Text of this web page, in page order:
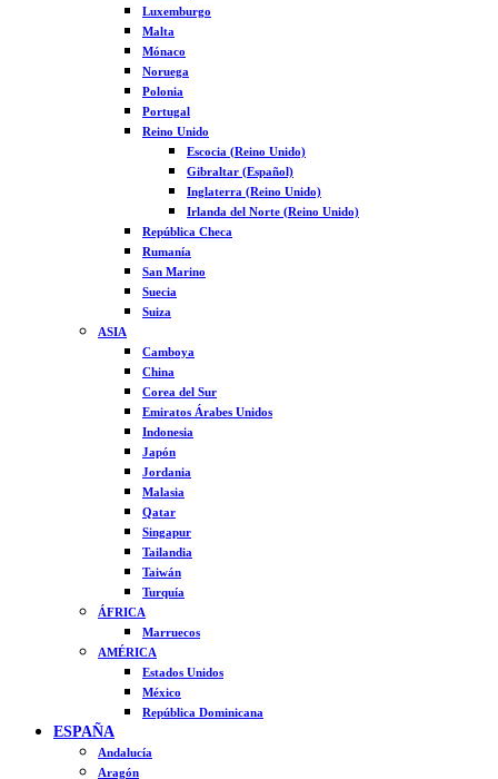
Luxemburgo
Malta
Mónaco
Noruega
Polonia
Portugal
Reino Unido
Escocia (Reino Unido)
Gibraltar (Español)
Inglaterra (Reino Unido)
Irlanda del Norte (Reino Unido)
República Checa
Rumanía
San Marino
Suecia
Suiza
ASIA
Camboya
China
Corea del Sur
Emiratos Árabes Unidos
Indonesia
Japón
Jordania
Malasia
Qatar
Singapur
Tailandia
Taiwán
Turquía
ÁFRICA
Marruecos
AMÉRICA
Estados Unidos
México
República Dominicana
ESPAÑA
Andalucía
Aragón